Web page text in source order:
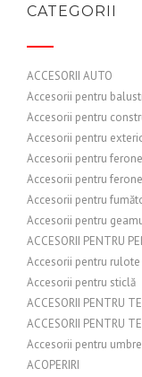
CATEGORII
ACCESORII AUTO
Accesorii pentru
Accesorii pentru
Accesorii pentru
Accesorii pentru
Accesorii pentru
Accesorii pentru
Accesorii pentru
ACCESORII PENTRU
Accesorii pentru rulote
Accesorii pentru sticlă
ACCESORII PENTRU
ACCESORII PENTRU
Accesorii pentru
ACOPERIRI